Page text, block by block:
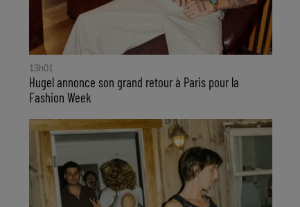
13h01
Hugel annonce son grand retour à Paris pour la
Fashion Week